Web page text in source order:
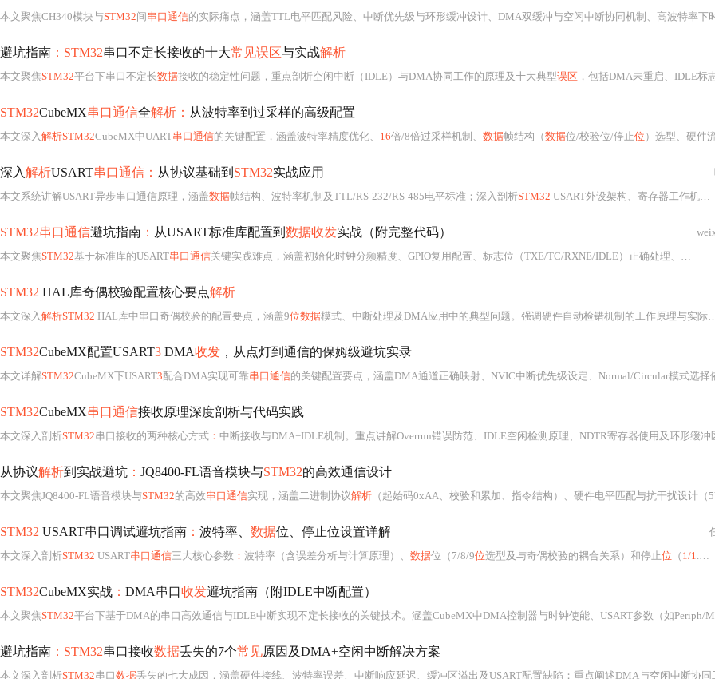
本文聚焦CH340模块与STM32间串口通信的实际痛点，涵盖TTL电平匹配风险、中断优先级与环形缓冲设计、DMA双缓冲与空闲中断协同机制、高波特率下时钟精度与时序约束、以及接地质量对信号完整性的影响。重点强调硬件连接规范、DMA高效传输策略及稳
避坑指南 ：STM32串口不定长接收的十大常见误区与实战解析
本文聚焦STM32平台下串口不定长数据接收的稳定性问题，重点剖析空闲中断（IDLE）与DMA协同工作的原理及十大典型误区 ，包括DMA未重启、IDLE标志未清、长度计算错误、缓冲区溢出、中断优先级冲突等，并给出针对性解决方案；强调防御性编程、实时性
STM32CubeMX串口通信全解析： 从波特率到过采样的高级配置
本文深入解析STM32CubeMX中UART串口通信的关键配置，涵盖波特率精度优化、 16倍/8倍过采样机制、 数据帧结构（数据位/校验位/停止位 ）选型、硬件流控与RS-485适配、DMA协同传输，以及通信稳定性与低功耗设计实践。重点强调时钟分频误差控制、采样点表决抗干扰原理、HAL库低功
深入解析USART串口通信： 从协议基础到 STM32实战应用
本文系统讲解USART异步串口通信原理，涵盖数据帧结构、波特率机制及TTL/RS-232/RS-485电平标准；深入剖析STM32 USART外设架构、寄存器工作机制与关键配置项；详述轮询、中断、DMA三种驱动实现方式，并给出环形缓冲区+空闲中断的命令
STM32串口通信避坑指南 ： 从USART标准库配置到 数据收发实战（附完整代码）
本文聚焦STM32基于标准库的USART串口通信关键实践难点，涵盖初始化时钟分频精度、GPIO复用配置、标志位（TXE/TC/RXNE/IDLE）正确处理、中断与DMA协同机制（含地址对齐、缓冲策略）、波形诊断方法及RS485/MODBUS等特殊场景应对方案，强调硬件特性与API细节结合的稳定性保障。
STM32 HAL库奇偶校验配置核心要点解析
本文深入解析STM32 HAL库中串口奇偶校验的配置要点，涵盖9位数据模式、中断处理及DMA应用中的典型问题。强调硬件自动检错机制的工作原理与实际部署中的信号完整性考量，帮助开发者避免
STM32CubeMX配置USART3 DMA收发 ，从点灯到通信的保姆级避坑实录
本文详解STM32CubeMX下USART3配合DMA实现可靠串口通信的关键配置要点，涵盖DMA通道正确映射、NVIC中断优先级设定、Normal/Circular模式选择依据、HAL回调函数适配、内存对齐要求、DMA寄存器调试方法及双缓冲优化策略，并结合智能小车实例说明抗干扰与
STM32CubeMX串口通信接收原理深度剖析与代码实践
本文深入剖析STM32串口接收的两种核心方式 ： 中断接收与DMA+IDLE机制。重点讲解Overrun错误防范、IDLE空闲检测原理、NDTR寄存器使用及环形缓冲区设计，结合CubeMX配置与实战代码，
从协议解析到实战避坑 ： JQ8400-FL语音模块与STM32的高效通信设计
本文聚焦JQ8400-FL语音模块与STM32的高效串口通信实现，涵盖二进制协议解析 （起始码0xAA、校验和累加、指令结构）、硬件电平匹配与抗干扰设计（5V供电、
STM32 USART串口调试避坑指南 ： 波特率、 数据位、停止位设置详解
本文深入剖析STM32 USART串口通信三大核心参数 ： 波特率（含误差分析与计算原理）、 数据位（7/8/9位选型及与奇偶校验的耦合关系）和停止位 （ 1/1.5/2
STM32CubeMX实战 ： DMA串口收发避坑指南（附IDLE中断配置）
本文聚焦STM32平台下基于DMA的串口高效通信与IDLE中断实现不定长接收的关键技术。涵盖CubeMX中DMA控制器与时钟使能、USART参数（如Periph/Memory Increment）、Busy状态机原理、IDLE中断触发机制及双缓冲优化等核心配置；重点解决单次发送失败、Busy锁死、缓冲区溢出等典型问题，并提供跨系列（F1/F4）适配要点
避坑指南 ：STM32串口接收数据丢失的7个常见原因及DMA+空闲中断解决方案
本文深入剖析STM32串口数据丢失的七大成因，涵盖硬件接线、波特率误差、中断响应延迟、缓冲区溢出及USART配置缺陷；重点阐述DMA与空闲中断协同工作的原理，详解其在降低CPU负载、精准识别